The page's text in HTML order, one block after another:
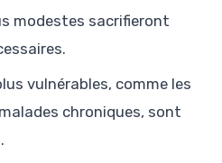
modestes sacrifieront
vulnérables, comme les
chroniques, sont